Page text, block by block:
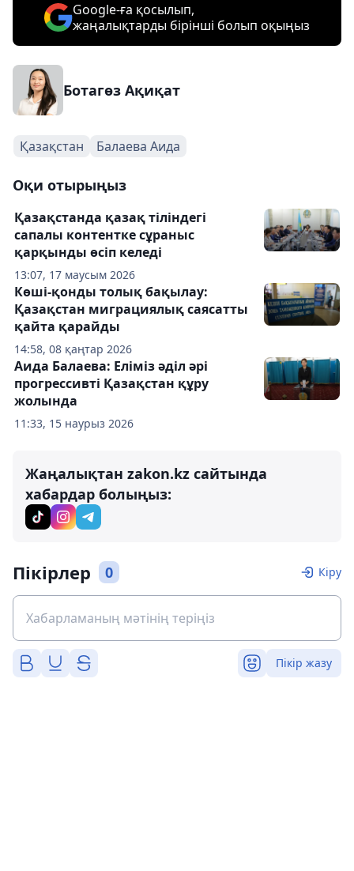
Google-ға қосылып,
жаңалықтарды бірінші болып оқыңыз
Ботагөз Ақиқат
Қазақстан Балаева Аида
Оқи отырыңыз
13:07, 17 маусым 2026
Қазақстанда қазақ тіліндегі
сапалы контентке сұраныс
қарқынды өсіп келеді
14:58, 08 қаңтар 2026
Көші-қонды толық бақылау:
Қазақстан миграциялық саясатты
қайта қарайды
11:33, 15 наурыз 2026
Аида Балаева: Еліміз әділ әрі
прогрессивті Қазақстан құру
жолында
Жаңалықтан zakon.kz сайтында
хабардар болыңыз:
Пікірлер 0 Кіру
Пікір жазу